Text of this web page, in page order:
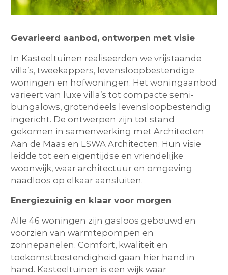
Gevarieerd aanbod, ontworpen met visie
In Kasteeltuinen realiseerden we vrijstaande
villa’s, tweekappers, levensloopbestendige
woningen en hofwoningen. Het woningaanbod
varieert van luxe villa’s tot compacte semi-
bungalows, grotendeels levensloopbestendig
ingericht. De ontwerpen zijn tot stand
gekomen in samenwerking met Architecten
Aan de Maas en LSWA Architecten. Hun visie
leidde tot een eigentijdse en vriendelijke
woonwijk, waar architectuur en omgeving
naadloos op elkaar aansluiten.
Energiezuinig en klaar voor morgen
Alle 46 woningen zijn gasloos gebouwd en
voorzien van warmtepompen en
zonnepanelen. Comfort, kwaliteit en
toekomstbestendigheid gaan hier hand in
hand. Kasteeltuinen is een wijk waar